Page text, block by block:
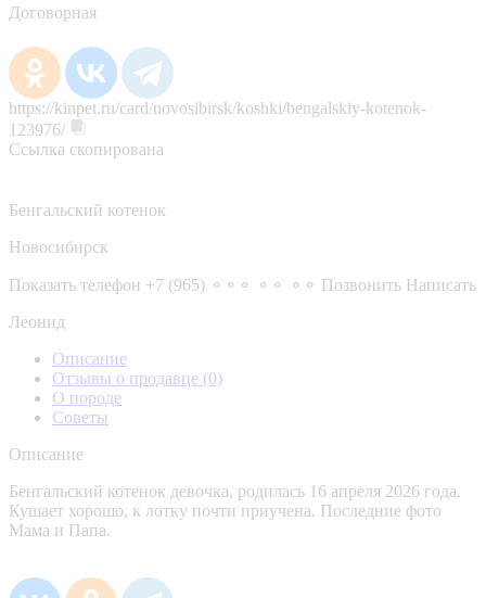
Договорная
https://kinpet.ru/card/novosibirsk/koshki/bengalskiy-kotenok-
123976/
Ссылка скопирована
Бенгальский котенок
Новосибирск
Показать телефон +7 (965) ⚬⚬⚬ ⚬⚬ ⚬⚬ Позвонить Написать
Леонид
Описание
Отзывы о продавце (0)
О породе
Советы
Описание
Бенгальский котенок девочка, родилась 16 апреля 2026 года.
Кушает хорошо, к лотку почти приучена. Последние фото
Мама и Папа.